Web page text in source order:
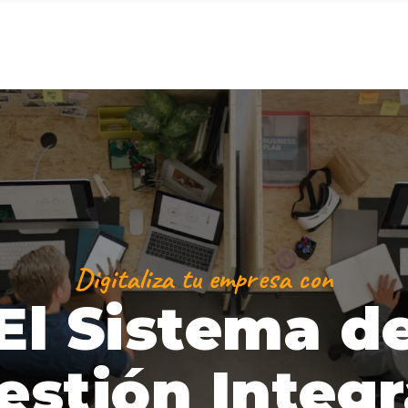
Digitaliza tu empresa con
Sistema